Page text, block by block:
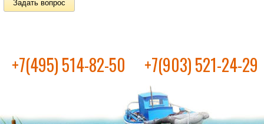
Задать вопрос
+7(495) 514-82-50 +7(903) 521-24-29